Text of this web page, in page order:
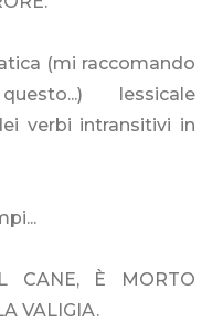
(mi raccomando
lessicale
verbi intransitivi in
CANE, È MORTO
VALIGIA.